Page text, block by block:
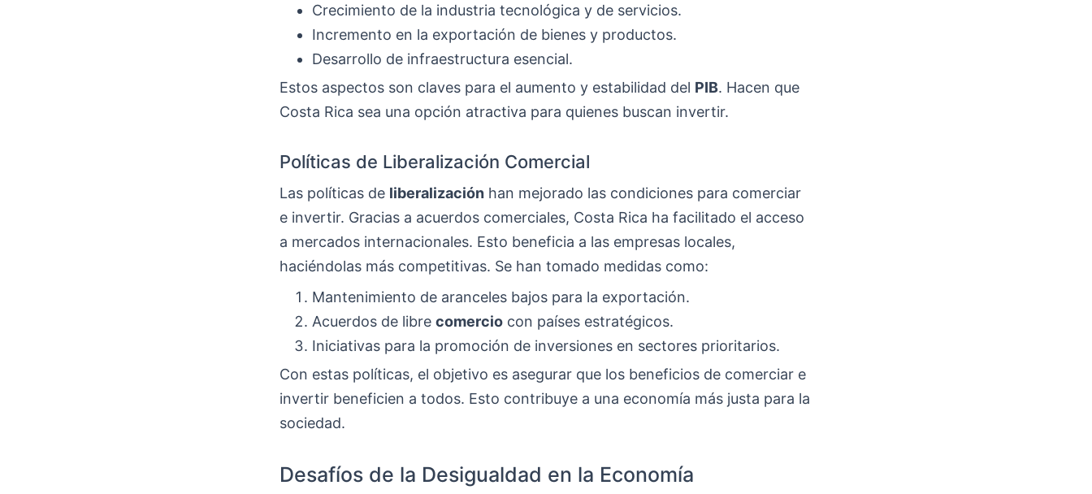
Crecimiento de la industria tecnológica y de servicios.
Incremento en la exportación de bienes y productos.
Desarrollo de infraestructura esencial.
Estos aspectos son claves para el aumento y estabilidad del PIB. Hacen que
Costa Rica sea una opción atractiva para quienes buscan invertir.
Políticas de Liberalización Comercial
Las políticas de liberalización han mejorado las condiciones para comerciar
e invertir. Gracias a acuerdos comerciales, Costa Rica ha facilitado el acceso
a mercados internacionales. Esto beneficia a las empresas locales,
haciéndolas más competitivas. Se han tomado medidas como:
Mantenimiento de aranceles bajos para la exportación.
Acuerdos de libre comercio con países estratégicos.
Iniciativas para la promoción de inversiones en sectores prioritarios.
Con estas políticas, el objetivo es asegurar que los beneficios de comerciar e
invertir beneficien a todos. Esto contribuye a una economía más justa para la
sociedad.
Desafíos de la Desigualdad en la Economía